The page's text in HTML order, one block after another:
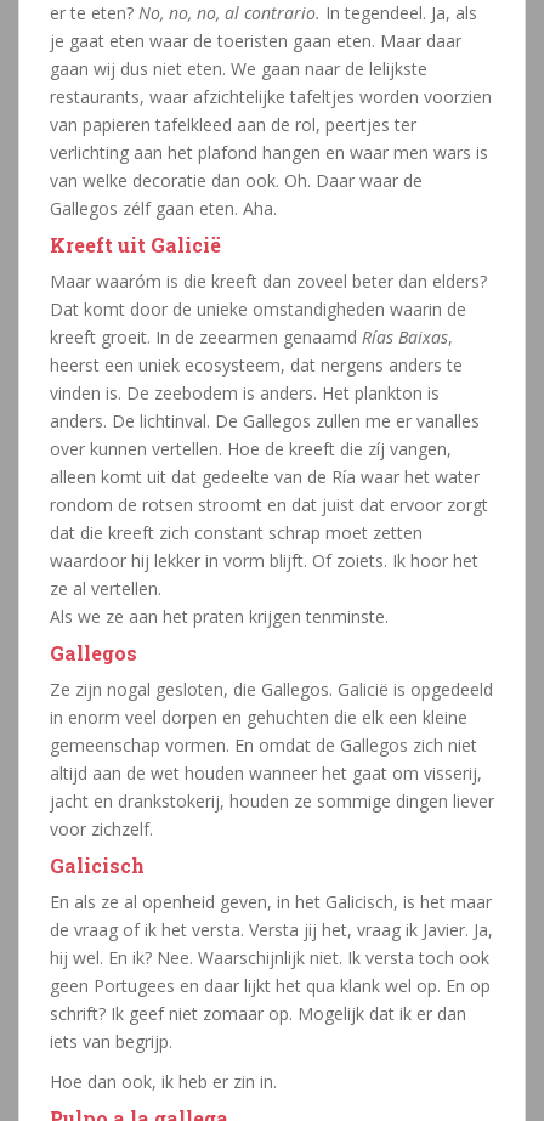
er te eten? No, no, no, al contrario. In tegendeel. Ja, als
je gaat eten waar de toeristen gaan eten. Maar daar
gaan wij dus niet eten. We gaan naar de lelijkste
restaurants, waar afzichtelijke tafeltjes worden voorzien
van papieren tafelkleed aan de rol, peertjes ter
verlichting aan het plafond hangen en waar men wars is
van welke decoratie dan ook. Oh. Daar waar de
Gallegos zélf gaan eten. Aha.
Kreeft uit Galicië
Maar waaróm is die kreeft dan zoveel beter dan elders?
Dat komt door de unieke omstandigheden waarin de
kreeft groeit. In de zeearmen genaamd Rías Baixas,
heerst een uniek ecosysteem, dat nergens anders te
vinden is. De zeebodem is anders. Het plankton is
anders. De lichtinval. De Gallegos zullen me er vanalles
over kunnen vertellen. Hoe de kreeft die zíj vangen,
alleen komt uit dat gedeelte van de Ría waar het water
rondom de rotsen stroomt en dat juist dat ervoor zorgt
dat die kreeft zich constant schrap moet zetten
waardoor hij lekker in vorm blijft. Of zoiets. Ik hoor het
ze al vertellen.
Als we ze aan het praten krijgen tenminste.
Gallegos
Ze zijn nogal gesloten, die Gallegos. Galicië is opgedeeld
in enorm veel dorpen en gehuchten die elk een kleine
gemeenschap vormen. En omdat de Gallegos zich niet
altijd aan de wet houden wanneer het gaat om visserij,
jacht en drankstokerij, houden ze sommige dingen liever
voor zichzelf.
Galicisch
En als ze al openheid geven, in het Galicisch, is het maar
de vraag of ik het versta. Versta jij het, vraag ik Javier. Ja,
hij wel. En ik? Nee. Waarschijnlijk niet. Ik versta toch ook
geen Portugees en daar lijkt het qua klank wel op. En op
schrift? Ik geef niet zomaar op. Mogelijk dat ik er dan
iets van begrijp.
Hoe dan ook, ik heb er zin in.